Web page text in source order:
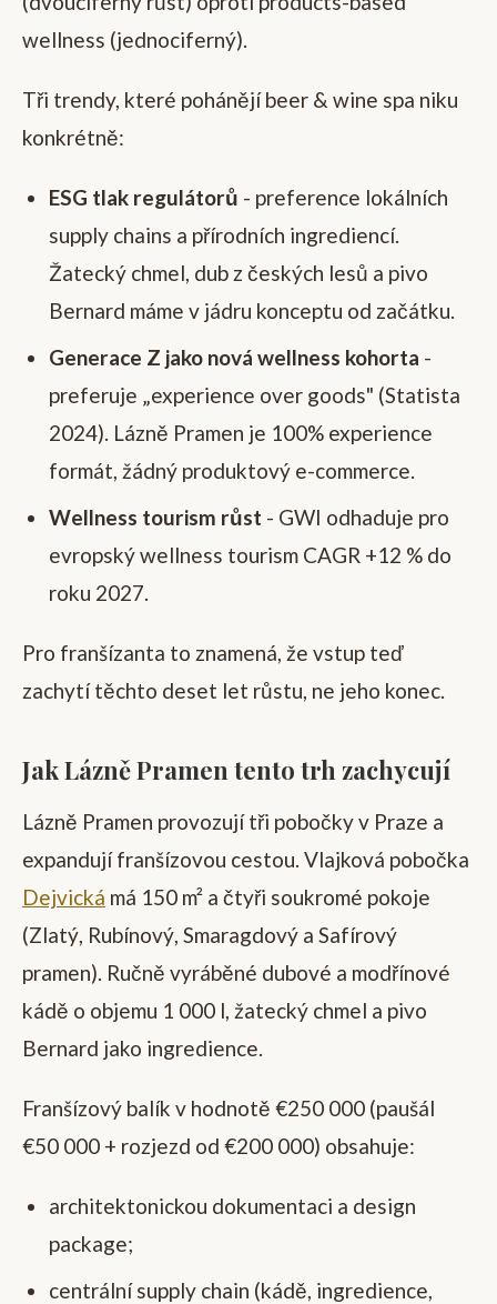
wellness (jednociferný).
Tři trendy, které pohánějí beer & wine spa niku
konkrétně:
ESG tlak regulátorů - preference lokálních
supply chains a přírodních ingrediencí.
Žatecký chmel, dub z českých lesů a pivo
Bernard máme v jádru konceptu od začátku.
Generace Z jako nová wellness kohorta -
preferuje „experience over goods" (Statista
2024). Lázně Pramen je 100% experience
formát, žádný produktový e-commerce.
Wellness tourism růst - GWI odhaduje pro
evropský wellness tourism CAGR +12 % do
roku 2027.
Pro franšízanta to znamená, že vstup teď
zachytí těchto deset let růstu, ne jeho konec.
Jak Lázně Pramen tento trh zachycují
Lázně Pramen provozují tři pobočky v Praze a
expandují franšízovou cestou. Vlajková pobočka
Dejvická má 150 m² a čtyři soukromé pokoje
(Zlatý, Rubínový, Smaragdový a Safírový
pramen). Ručně vyráběné dubové a modřínové
kádě o objemu 1 000 l, žatecký chmel a pivo
Bernard jako ingredience.
Franšízový balík v hodnotě €250 000 (paušál
€50 000 + rozjezd od €200 000) obsahuje:
architektonickou dokumentaci a design
package;
centrální supply chain (kádě, ingredience,